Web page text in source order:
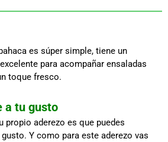
es súper simple, tiene un
para acompañar ensaladas
toque fresco.
a tu gusto
propio aderezo es que puedes
Y como para este aderezo vas